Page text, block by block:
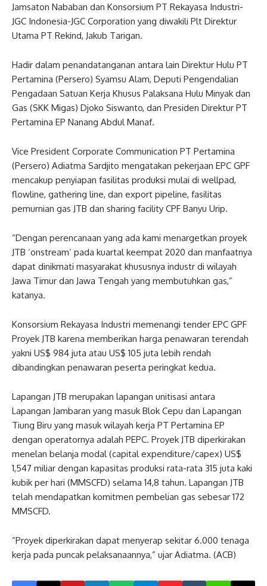
Jamsaton Nababan dan Konsorsium PT Rekayasa Industri-
JGC Indonesia-JGC Corporation yang diwakili Plt Direktur
Utama PT Rekind, Jakub Tarigan.
Hadir dalam penandatanganan antara lain Direktur Hulu PT
Pertamina (Persero) Syamsu Alam, Deputi Pengendalian
Pengadaan Satuan Kerja Khusus Palaksana Hulu Minyak dan
Gas (SKK Migas) Djoko Siswanto, dan Presiden Direktur PT
Pertamina EP Nanang Abdul Manaf.
Vice President Corporate Communication PT Pertamina
(Persero) Adiatma Sardjito mengatakan pekerjaan EPC GPF
mencakup penyiapan fasilitas produksi mulai di wellpad,
flowline, gathering line, dan export pipeline, fasilitas
pemurnian gas JTB dan sharing facility CPF Banyu Urip.
“Dengan perencanaan yang ada kami menargetkan proyek
JTB ‘onstream’ pada kuartal keempat 2020 dan manfaatnya
dapat dinikmati masyarakat khususnya industr di wilayah
Jawa Timur dan Jawa Tengah yang membutuhkan gas,”
katanya.
Konsorsium Rekayasa Industri memenangi tender EPC GPF
Proyek JTB karena memberikan harga penawaran terendah
yakni US$ 984 juta atau US$ 105 juta lebih rendah
dibandingkan penawaran peserta peringkat kedua.
Lapangan JTB merupakan lapangan unitisasi antara
Lapangan Jambaran yang masuk Blok Cepu dan Lapangan
Tiung Biru yang masuk wilayah kerja PT Pertamina EP
dengan operatornya adalah PEPC. Proyek JTB diperkirakan
menelan belanja modal (capital expenditure/capex) US$
1,547 miliar dengan kapasitas produksi rata-rata 315 juta kaki
kubik per hari (MMSCFD) selama 14,8 tahun. Lapangan JTB
telah mendapatkan komitmen pembelian gas sebesar 172
MMSCFD.
“Proyek diperkirakan dapat menyerap sekitar 6.000 tenaga
kerja pada puncak pelaksanaannya,” ujar Adiatma. (ACB)